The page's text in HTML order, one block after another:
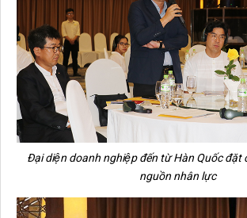
Đại diện doanh nghiệp đến từ Hàn Quốc đặt
nguồn nhân lực